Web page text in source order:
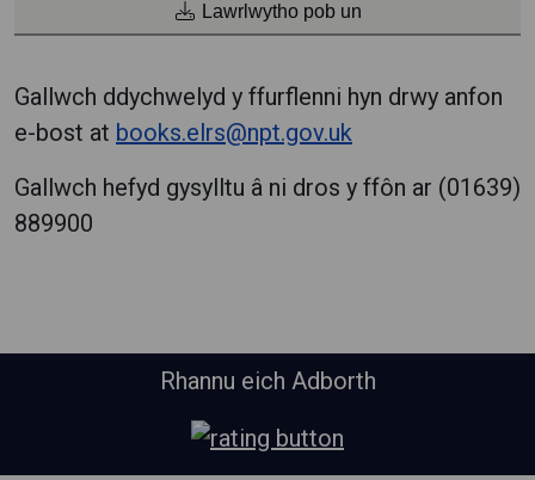
Lawrlwytho pob un
Gallwch ddychwelyd y ffurflenni hyn drwy anfon
e-bost at books.elrs@npt.gov.uk
Gallwch hefyd gysylltu â ni dros y ffôn ar (01639)
889900
Rhannu eich Adborth